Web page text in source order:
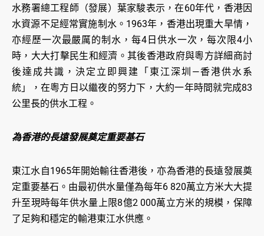
水務署總工程師（發展）葉家駿表示，在60年代，香港因
水資源不足經常實施制水。1963年，香港出現重大旱情，
亦經歷一次最嚴厲的制水，每4日供水一次，每次限4小
時，大大打擊民生和經濟。其後香港政府與粵方詳細商討
後達成共識，決定立即興建「東江深圳—香港供水系
統」，在粵方日以繼夜的努力下，大約一年時間就完成83
公里長的供水工程。
為香港的長遠發展奠定重要基石
東江水自1965年開始輸往香港後，亦為香港的長遠發展奠
定重要基石。由最初供水量僅為每年6 820萬立方米大大提
升至現時每年供水量上限8億2 000萬立方米的規模，保障
了足夠和穩定的輸港東江水供應。